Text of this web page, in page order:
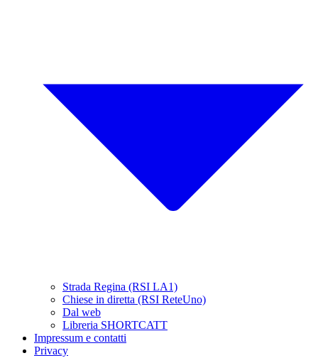
Strada Regina (RSI LA1)
Chiese in diretta (RSI ReteUno)
Dal web
Libreria SHORTCATT
Impressum e contatti
Privacy